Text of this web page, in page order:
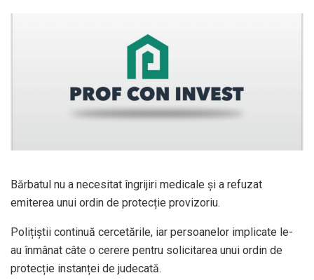
Bărbatul nu a necesitat îngrijiri medicale și a refuzat
emiterea unui ordin de protecție provizoriu.
Polițiștii continuă cercetările, iar persoanelor implicate le-
au înmânat câte o cerere pentru solicitarea unui ordin de
protecție instanței de judecată.